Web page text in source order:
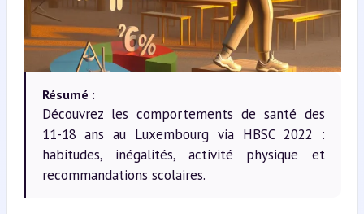
Résumé :
Découvrez les comportements de santé des
11-18 ans au Luxembourg via HBSC 2022 :
habitudes, inégalités, activité physique et
recommandations scolaires.